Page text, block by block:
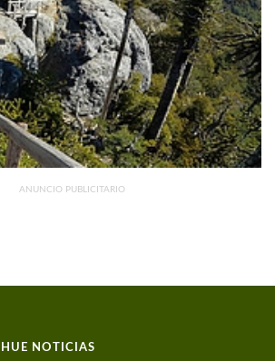
ANUNCIO PUBLICITARIO
NOTICIAS